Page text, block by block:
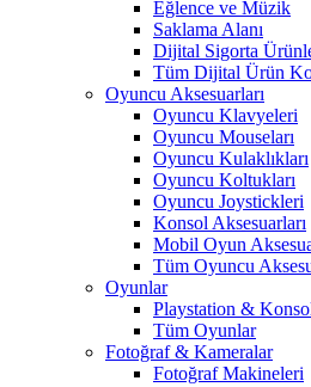
Eğlence ve Müzik
Saklama Alanı
Dijital Sigorta
Tüm Dijital Ürün
Oyuncu Aksesuarları
Oyuncu Klavyeleri
Oyuncu Mouseları
Oyuncu Kulaklıkları
Oyuncu Koltukları
Oyuncu Joystickleri
Konsol Aksesuarları
Mobil Oyun
Tüm Oyuncu
Oyunlar
Playstation &
Tüm Oyunlar
Fotoğraf & Kameralar
Fotoğraf Makineleri